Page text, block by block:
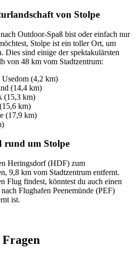
von Stolpe
Outdoor-Spaß bist oder einfach nur
Stolpe ist ein toller Ort, um
sind einige der spektakulärsten
von 48 km vom Stadtzentrum:
Usedom (4,2 km)
(14,4 km)
(15,3 km)
km)
(17,9 km)
rund um Stolpe
Heringsdorf (HDF) zum
9,8 km vom Stadtzentrum entfernt.
Flug findest, könntest du auch einen
Flughafen Peenemünde (PEF)
ist.